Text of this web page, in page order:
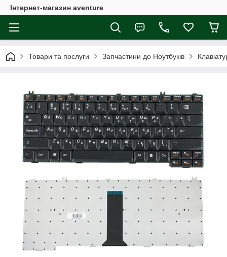
Інтернет-магазин aventure
Товари та послуги Запчастини до Ноутбуків